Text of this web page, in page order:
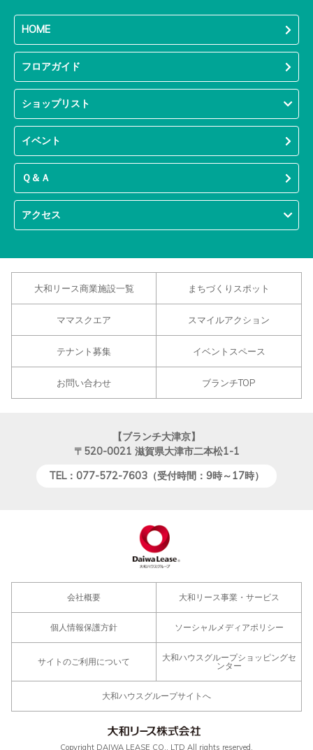
HOME
フロアガイド
ショップリスト
イベント
Ｑ＆Ａ
アクセス
大和リース商業施設一覧 まちづくりスポット
ママスクエア スマイルアクション
テナント募集 イベントスペース
お問い合わせ ブランチTOP
【ブランチ大津京】
〒520-0021 滋賀県大津市二本松1-1
TEL：077-572-7603（受付時間：9時～17時）
会社概要 大和リース事業・サービス
個人情報保護方針 ソーシャルメディアポリシー
サイトのご利用について
大和ハウスグループショッピングセ
ンター
大和ハウスグループサイトへ
Copyright DAIWA LEASE CO., LTD All rights reserved.